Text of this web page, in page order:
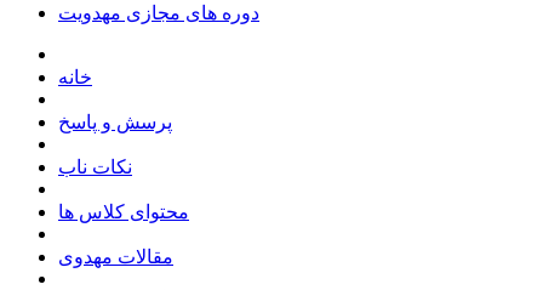
دوره های مجازی مهدویت
خانه
پرسش و پاسخ
نکات ناب
محتوای کلاس ها
مقالات مهدوی